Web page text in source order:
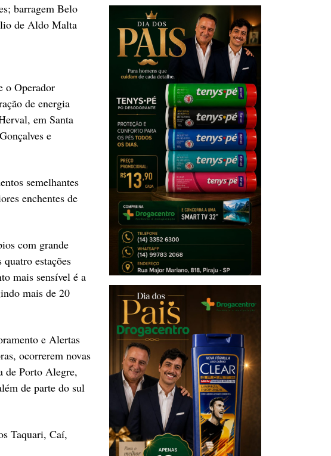
barragem Belo
de Aldo Malta
o Operador
de energia
em Santa
e
semelhantes
enchentes de
com grande
estações
mais sensível é a
mais de 20
e Alertas
ocorrerem novas
de Porto Alegre,
de parte do sul
Taquari, Caí,